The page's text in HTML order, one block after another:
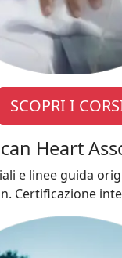
SCOPRI I
Heart
e linee guida
Certificazione